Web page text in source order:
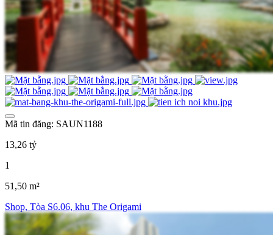
Mã tin đăng: SAUN1188
13,26 tỷ
1
51,50 m²
Shop, Tòa S6.06, khu The Origami